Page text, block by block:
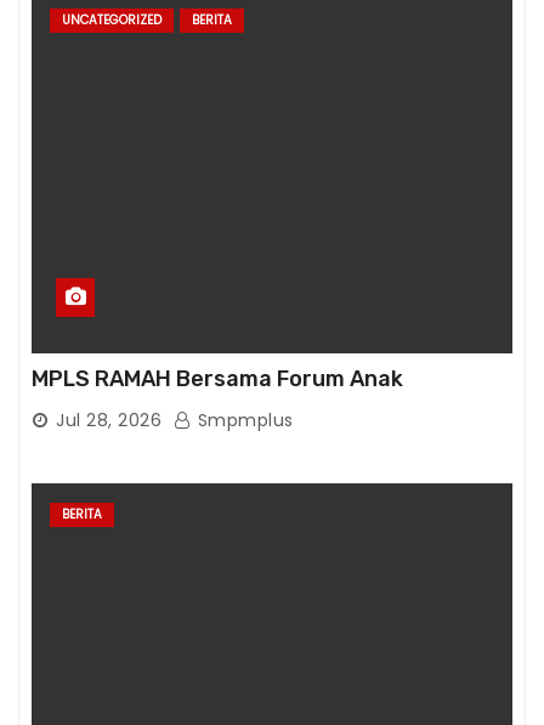
UNCATEGORIZED BERITA
MPLS RAMAH Bersama Forum Anak
Jul 28, 2026 Smpmplus
BERITA